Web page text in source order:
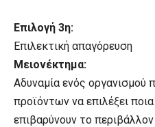
Επιλογή 3η:
Επιλεκτική απαγόρευση
Μειονέκτημα:
Αδυναμία ενός οργανισμού
προϊόντων να επιλέξει
επιβαρύνουν το